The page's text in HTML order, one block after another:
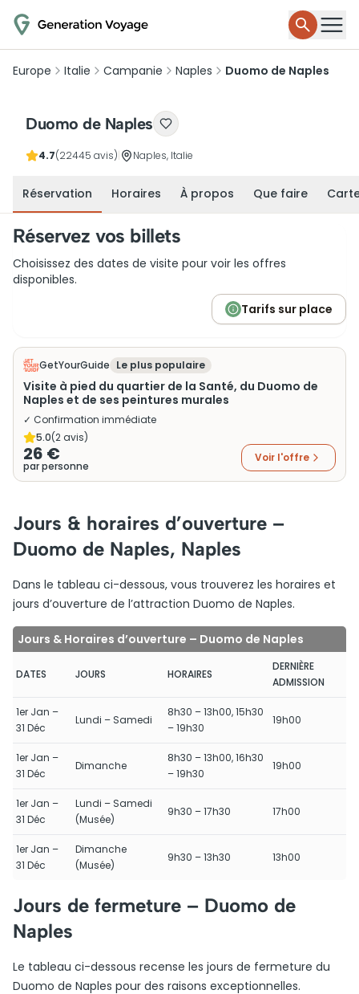
Europe Italie Campanie Naples Duomo de Naples
Duomo de Naples
4.7(22445 avis) Naples, Italie
Réservation Horaires À propos Que faire
Réservez vos billets
Choisissez des dates de visite pour voir les offres
disponibles.
Tarifs sur place
GetYourGuide Le plus populaire
Visite à pied du quartier de la Santé, du Duomo de
Naples et de ses peintures murales
✓ Confirmation immédiate
5.0(2avis)
26 €
par personne
Voir l'offre
Jours & horaires d’ouverture –
Duomo de Naples, Naples
Dans le tableau ci-dessous, vous trouverez les horaires et
jours d’ouverture de l’attraction Duomo de Naples.
Jours & Horaires d’ouverture – Duomo de Naples
DATES JOURS HORAIRES
DERNIÈRE
ADMISSION
1er Jan –
31 Déc
Lundi – Samedi
8h30 – 13h00, 15h30
– 19h30
19h00
1er Jan –
31 Déc
Dimanche
8h30 – 13h00, 16h30
– 19h30
19h00
1er Jan –
31 Déc
Lundi – Samedi
(Musée)
9h30 – 17h30 17h00
1er Jan –
31 Déc
Dimanche
(Musée)
9h30 – 13h30 13h00
Jours de fermeture – Duomo de
Naples
Le tableau ci-dessous recense les jours de fermeture du
Duomo de Naples pour des raisons exceptionnelles.